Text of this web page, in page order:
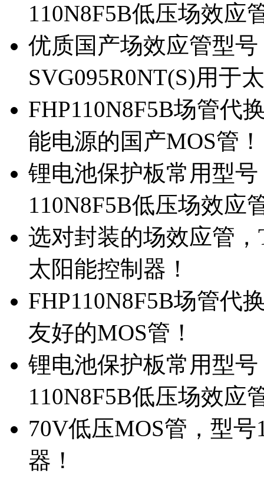
110N8F5B低压场效应
优质国产场效应管型
SVG095R0NT(S)用于
FHP110N8F5B场管代
能电源的国产MOS管！
锂电池保护板常用型
110N8F5B低压场效应
选对封装的场效应管
太阳能控制器！
FHP110N8F5B场管代
友好的MOS管！
锂电池保护板常用型
110N8F5B低压场效应
70V低压MOS管，型
器！